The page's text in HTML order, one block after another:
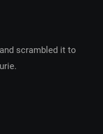
scrambled it to